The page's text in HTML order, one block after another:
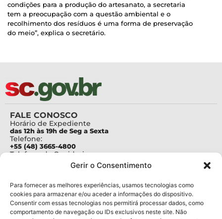
Gerir o Consentimento
Para fornecer as melhores experiências, usamos tecnologias como
cookies para armazenar e/ou aceder a informações do dispositivo.
Consentir com essas tecnologias nos permitirá processar dados, como
comportamento de navegação ou IDs exclusivos neste site. Não
condições para a produção do artesanato, a secretaria
tem a preocupação com a questão ambiental e o
recolhimento dos resíduos é uma forma de preservação
do meio”, explica o secretário.
FALE CONOSCO
Horário de Expediente
das 12h às 19h de Seg a Sexta
Telefone:
+55 (48) 3665-4800
Telefone da Ouvidoria
Para assuntos relacionados à Pesquisa
pesquisa@fapesc.sc.gov.br
Para assuntos relacionados à Inovação
inovacao@fapesc.sc.gov.br
Para assuntos relacionados à Bolsas